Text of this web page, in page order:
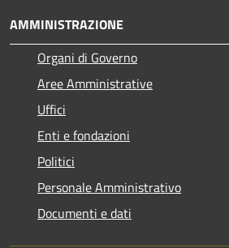
AMMINISTRAZIONE
Organi di Governo
Aree Amministrative
Uffici
Enti e fondazioni
Politici
Personale Amministrativo
Documenti e dati